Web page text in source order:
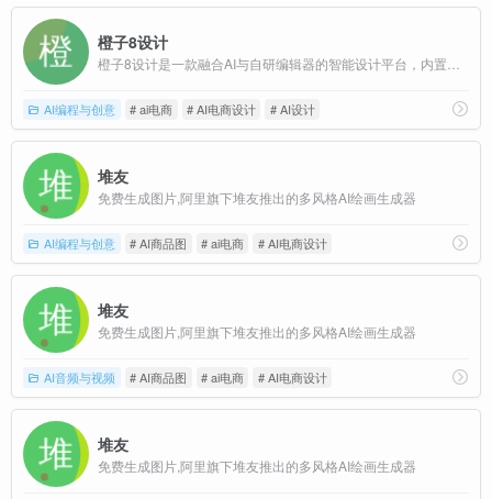
橙子8设计
AI编程与创意 # ai电商 # AI电商设计 # AI设计
堆友
免费生成图片,阿里旗下堆友推出的多风格AI绘画生成器
AI编程与创意 # AI商品图 # ai电商 # AI电商设计
堆友
免费生成图片,阿里旗下堆友推出的多风格AI绘画生成器
AI音频与视频 # AI商品图 # ai电商 # AI电商设计
堆友
免费生成图片,阿里旗下堆友推出的多风格AI绘画生成器